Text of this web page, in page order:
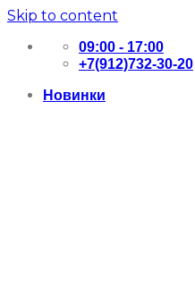
Skip to content
09:00 - 17:00
+7(912)732-30-20
Новинки